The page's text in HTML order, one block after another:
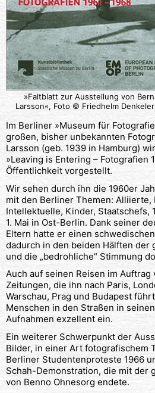
»Faltblatt zur Ausstellung von
Larsson«, Foto © Friedhelm
Im Berliner »Museum für
großen, bisher unbekannten
Larsson (geb. 1939 in Hamburg)
»Leaving is Entering – Fotografien
Öffentlichkeit vorgestellt.
Wir sehen durch ihn die 1960er
mit den Berliner Themen: Alliierte,
Intellektuelle, Kinder, Staatschefs,
1. Mai in Ost-Berlin. Dank seiner
Eltern hatte er einen
dadurch in den beiden Hälften der
und die „bedrohliche“ Stimmung
Auch auf seinen Reisen im Auftrag
Zeitungen, die ihn nach Paris,
Warschau, Prag und Budapest
Menschen in den Straßen in
Aufnahmen exzellent ein.
Ein weiterer Schwerpunkt der
Bilder, in einer Art fotografischem
Berliner Studentenproteste 1966
Schah-Demonstration, die mit der
von Benno Ohnesorg endete.